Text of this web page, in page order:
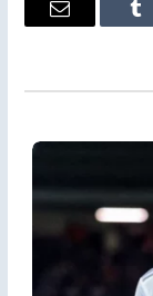
Tumblr
البريد